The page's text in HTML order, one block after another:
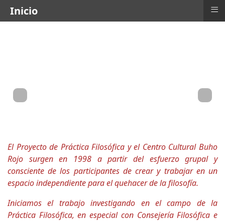
El Proyecto de Práctica Filosófica y el Centro Cultural Buho
Rojo surgen en 1998 a partir del esfuerzo grupal y
consciente de los participantes de crear y trabajar en un
espacio independiente para el quehacer de la filosofía.
Iniciamos el trabajo investigando en el campo de la
Práctica Filosófica, en especial con Consejería Filosófica e
Inicio ≡